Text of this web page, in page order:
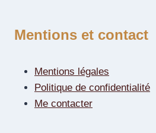
Mentions et contact
Mentions légales
Politique de confidentialité
Me contacter